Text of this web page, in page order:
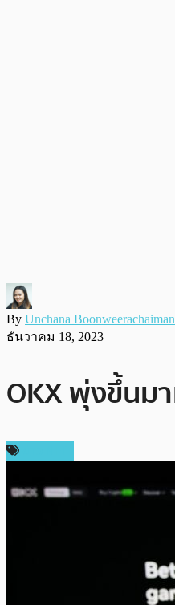
By Unchana
ธันวาคม 18, 2023
OKX พุ่งขึ้นม